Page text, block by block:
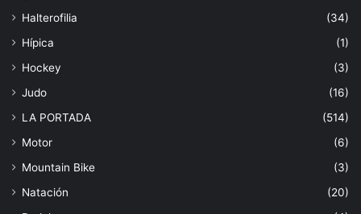
Halterofilia
(34)
Hípica
(1)
Hockey
(3)
Judo
(16)
LA PORTADA
(514)
Motor
(6)
Mountain Bike
(3)
Natación
(20)